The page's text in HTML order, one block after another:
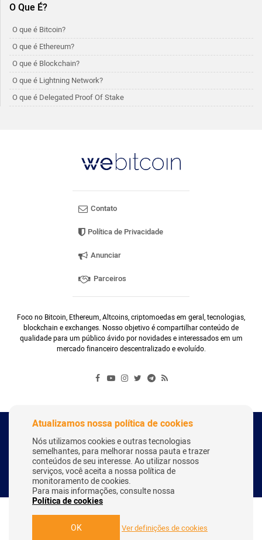
O Que É?
O que é Bitcoin?
O que é Ethereum?
O que é Blockchain?
O que é Lightning Network?
O que é Delegated Proof Of Stake
Contato
Política de Privacidade
Anunciar
Parceiros
Foco no Bitcoin, Ethereum, Altcoins, criptomoedas em geral, tecnologias,
blockchain e exchanges. Nosso objetivo é compartilhar conteúdo de
qualidade para um público ávido por novidades e interessados em um
mercado financeiro descentralizado e evoluído.
Copyright Webitcoin 2018 - Todos os Direitos Reservados
Desenvolvido por: Herick Correa
Atualizamos nossa política de cookies
Nós utilizamos cookies e outras tecnologias
semelhantes, para melhorar nossa pauta e trazer
conteúdos de seu interesse. Ao utilizar nossos
serviços, você aceita a nossa política de
monitoramento de cookies.
Para mais informações, consulte nossa
Política de cookies
OK Ver definições de cookies